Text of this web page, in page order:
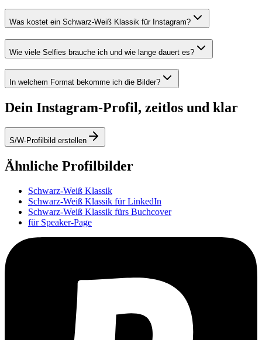
Was kostet ein Schwarz-Weiß Klassik für Instagram?
Wie viele Selfies brauche ich und wie lange dauert es?
In welchem Format bekomme ich die Bilder?
Dein Instagram-Profil, zeitlos und klar
S/W-Profilbild erstellen
Ähnliche Profilbilder
Schwarz-Weiß Klassik
Schwarz-Weiß Klassik für LinkedIn
Schwarz-Weiß Klassik fürs Buchcover
für Speaker-Page